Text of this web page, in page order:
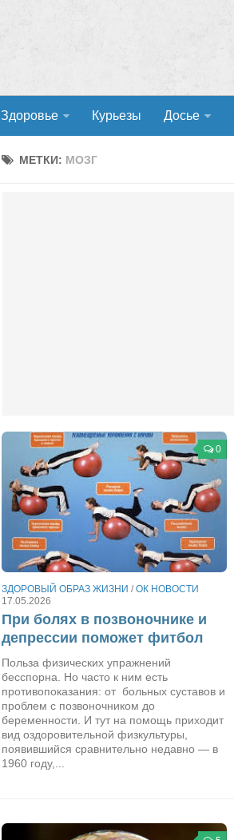
Здоровье Курьезы Досье
МЕТКИ: МОЗГ
0
ЗДОРОВЫЙ ОБРАЗ ЖИЗНИ /ОК НОВОСТИ
17.05.2026
При болях в позвоночнике и
депрессии поможет фитбол
Польза физических упражнений
бесспорна. Но часто к ним есть
противопоказания: от больных суставов и
проблем с позвоночником до
беременности. И тут на помощь приходит
вид оздоровительной физкультуры,
появившийся сравнительно недавно — в
1960 году,...